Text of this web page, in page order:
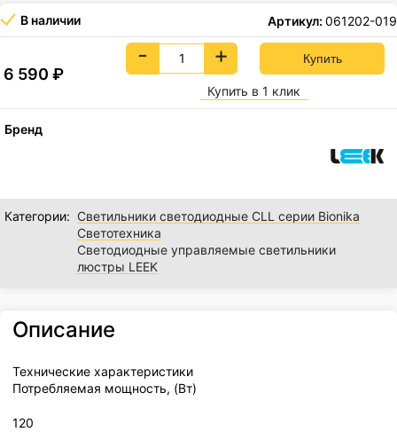
В наличии Артикул: 061202-019
6 590₽
- +
Купить в 1 клик
Бренд
Категории: Светильники светодиодные CLL серии Bionika
Светотехника
Светодиодные управляемые светильники
люстры LEEK
Описание
Технические характеристики
Потребляемая мощность, (Вт)
120